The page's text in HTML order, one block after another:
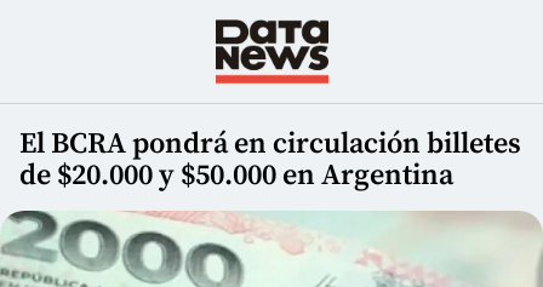
El BCRA pondrá en circulación billetes
de $20.000 y $50.000 en Argentina